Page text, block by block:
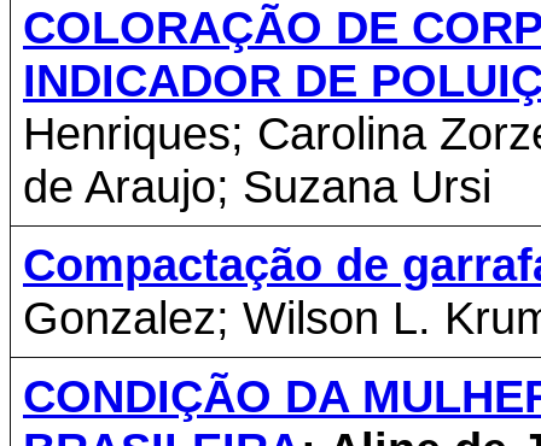
COLORAÇÃO DE
INDICADOR DE
Henriques; Carolina
de Araujo; Suzana Ursi
Compactação de
Gonzalez; Wilson L.
CONDIÇÃO DA